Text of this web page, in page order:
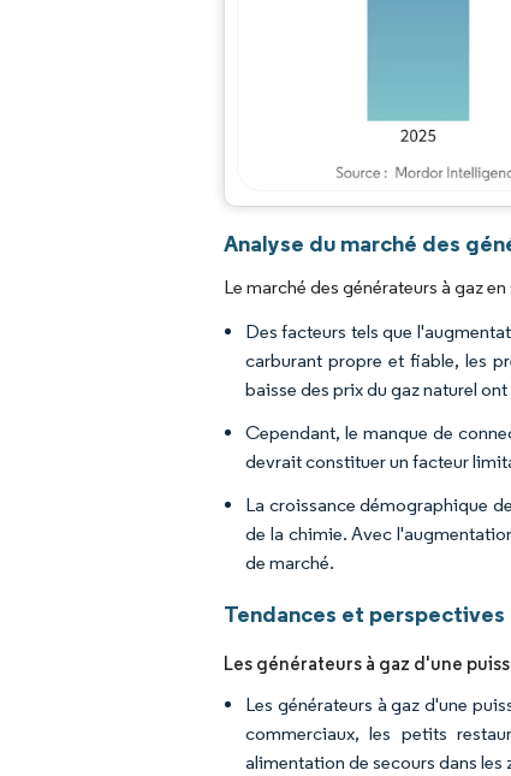
Image © Mordor Intelligence.
Analyse du marché des
Le marché des générateurs à gaz
Des facteurs tels que
carburant propre et fiable, les
baisse des prix du gaz naturel
Cependant, le manque de
devrait constituer un facteur
La croissance démographique
de la chimie. Avec
de marché.
Tendances et
Les générateurs à gaz d'une
Les générateurs à gaz d'une
commerciaux, les petits
alimentation de secours dans